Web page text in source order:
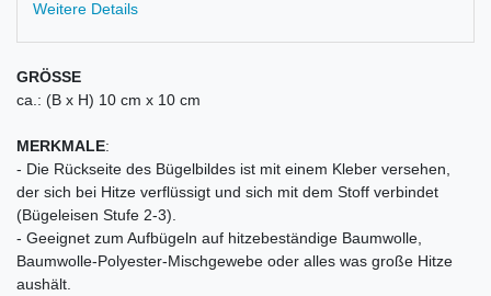
Weitere Details
GRÖSSE
ca.: (B x H) 10 cm x 10 cm
MERKMALE:
- Die Rückseite des Bügelbildes ist mit einem Kleber versehen,
der sich bei Hitze verflüssigt und sich mit dem Stoff verbindet
(Bügeleisen Stufe 2-3).
- Geeignet zum Aufbügeln auf hitzebeständige Baumwolle,
Baumwolle-Polyester-Mischgewebe oder alles was große Hitze
aushält.